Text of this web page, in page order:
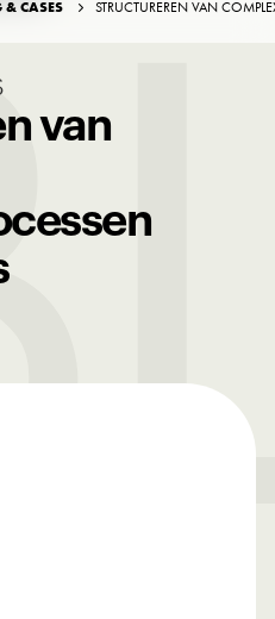
& CASES  STRUCTUREREN VAN
van